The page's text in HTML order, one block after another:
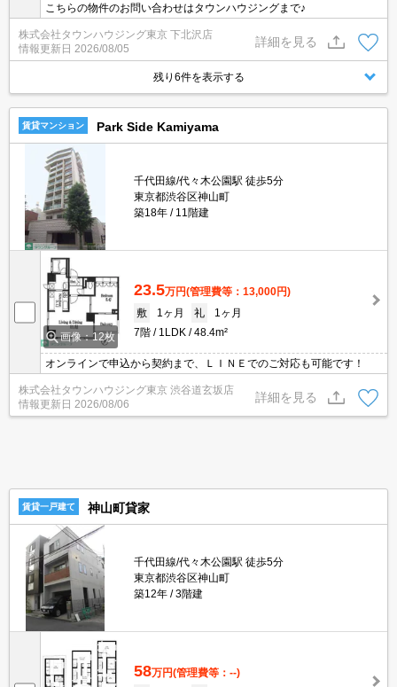
こちらの物件のお問い合わせはタウンハウジングまで♪
株式会社タウンハウジング東京 下北沢店
情報更新日 2026/08/05
詳細を見る
残り6件を表示する
賃貸マンション Park Side Kamiyama
千代田線/代々木公園駅 徒歩5分
東京都渋谷区神山町
築18年
11階建
画像：12枚
23.5万円(管理費等：13,000円)
敷
1ヶ月 礼
1ヶ月
7階
1LDK 48.4m²
オンラインで申込から契約まで、ＬＩＮＥでのご対応も可能です！
株式会社タウンハウジング東京 渋谷道玄坂店
情報更新日 2026/08/06
詳細を見る
賃貸一戸建て 神山町貸家
千代田線/代々木公園駅 徒歩5分
東京都渋谷区神山町
築12年
3階建
58万円(管理費等：--)